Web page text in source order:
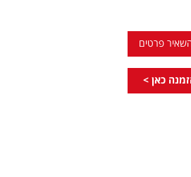
פרטים
כאן >